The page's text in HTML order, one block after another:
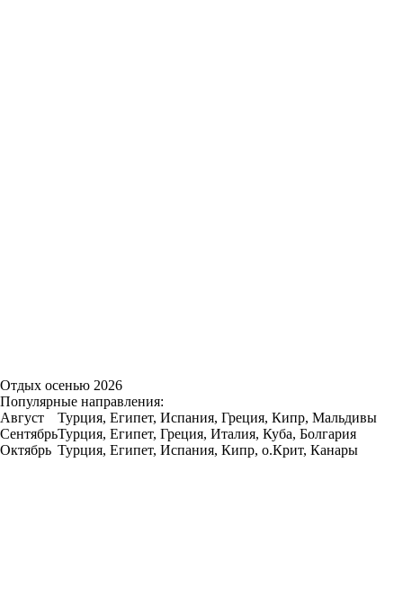
Отдых осенью 2026
Популярные направления:
Август
Турция, Египет, Испания, Греция, Кипр, Мальдивы
СентябрьТурция, Египет, Греция, Италия, Куба, Болгария
Октябрь Турция, Египет, Испания, Кипр, о.Крит, Канары